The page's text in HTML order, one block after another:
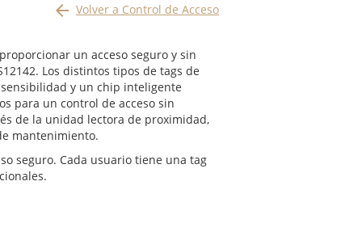
 Volver a Control de Acceso
un acceso seguro y sin
Los distintos tipos de tags de
y un chip inteligente
para un control de acceso sin
de la unidad lectora de proximidad,
mantenimiento.
seguro. Cada usuario tiene una tag